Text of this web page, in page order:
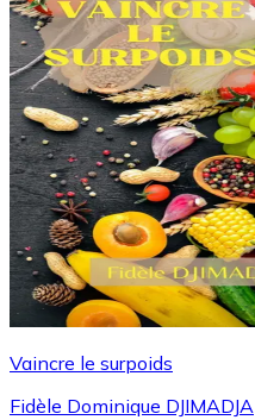
Vaincre le surpoids
Fidèle Dominique DJIMADJA